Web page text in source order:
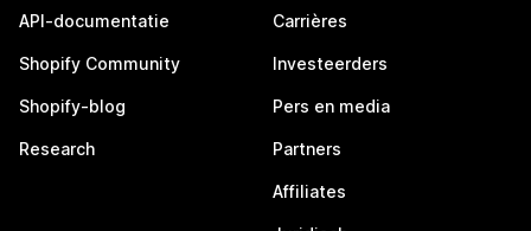
API-documentatie
Shopify Community
Shopify-blog
Research
Carrières
Investeerders
Pers en media
Partners
Affiliates